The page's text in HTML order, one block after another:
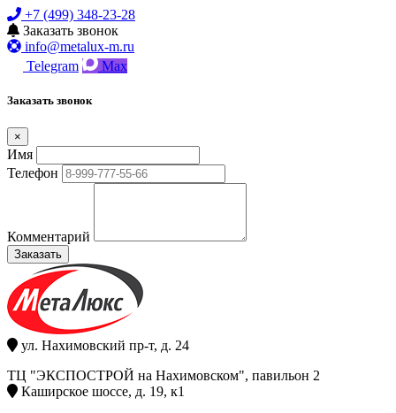
+7 (499) 348-23-28
Заказать звонок
info@metalux-m.ru
Telegram
Max
Заказать звонок
×
Имя
Телефон
Комментарий
Заказать
ул. Нахимовский пр-т, д. 24
ТЦ "ЭКСПОСТРОЙ на Нахимовском", павильон 2
Каширское шоссе, д. 19, к1